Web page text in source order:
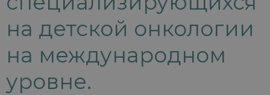
на детской онкологии
на международном
уровне.